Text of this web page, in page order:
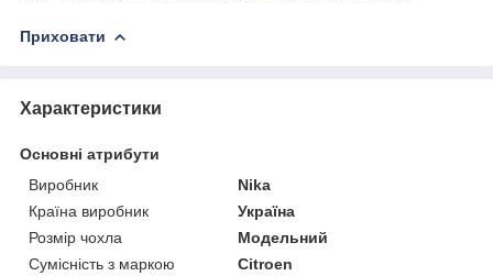
Приховати
Характеристики
Основні атрибути
Виробник
Nika
Країна виробник
Україна
Розмір чохла
Модельний
Сумісність з маркою
Citroen